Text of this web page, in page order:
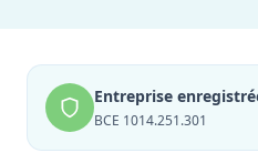
Entreprise
BCE 1014.251.301